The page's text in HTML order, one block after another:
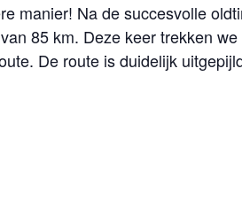
manier! Na de succesvolle
85 km. Deze keer trekken
De route is duidelijk